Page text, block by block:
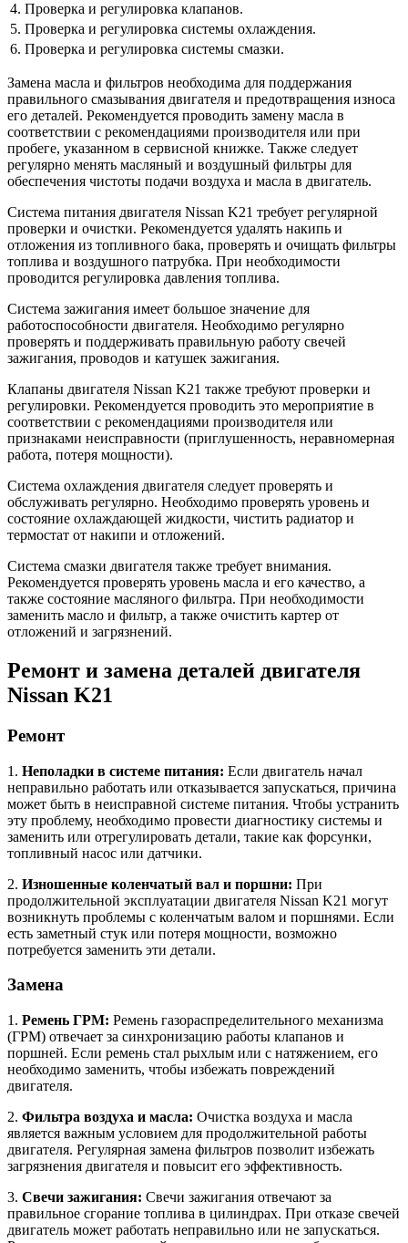
4. Проверка и регулировка клапанов.
5. Проверка и регулировка системы охлаждения.
6. Проверка и регулировка системы смазки.
Замена масла и фильтров необходима для поддержания
правильного смазывания двигателя и предотвращения износа
его деталей. Рекомендуется проводить замену масла в
соответствии с рекомендациями производителя или при
пробеге, указанном в сервисной книжке. Также следует
регулярно менять масляный и воздушный фильтры для
обеспечения чистоты подачи воздуха и масла в двигатель.
Система питания двигателя Nissan K21 требует регулярной
проверки и очистки. Рекомендуется удалять накипь и
отложения из топливного бака, проверять и очищать фильтры
топлива и воздушного патрубка. При необходимости
проводится регулировка давления топлива.
Система зажигания имеет большое значение для
работоспособности двигателя. Необходимо регулярно
проверять и поддерживать правильную работу свечей
зажигания, проводов и катушек зажигания.
Клапаны двигателя Nissan K21 также требуют проверки и
регулировки. Рекомендуется проводить это мероприятие в
соответствии с рекомендациями производителя или
признаками неисправности (приглушенность, неравномерная
работа, потеря мощности).
Система охлаждения двигателя следует проверять и
обслуживать регулярно. Необходимо проверять уровень и
состояние охлаждающей жидкости, чистить радиатор и
термостат от накипи и отложений.
Система смазки двигателя также требует внимания.
Рекомендуется проверять уровень масла и его качество, а
также состояние масляного фильтра. При необходимости
заменить масло и фильтр, а также очистить картер от
отложений и загрязнений.
Ремонт и замена деталей двигателя
Nissan K21
Ремонт
1. Неполадки в системе питания: Если двигатель начал
неправильно работать или отказывается запускаться, причина
может быть в неисправной системе питания. Чтобы устранить
эту проблему, необходимо провести диагностику системы и
заменить или отрегулировать детали, такие как форсунки,
топливный насос или датчики.
2. Изношенные коленчатый вал и поршни: При
продолжительной эксплуатации двигателя Nissan K21 могут
возникнуть проблемы с коленчатым валом и поршнями. Если
есть заметный стук или потеря мощности, возможно
потребуется заменить эти детали.
Замена
1. Ремень ГРМ: Ремень газораспределительного механизма
(ГРМ) отвечает за синхронизацию работы клапанов и
поршней. Если ремень стал рыхлым или с натяжением, его
необходимо заменить, чтобы избежать повреждений
двигателя.
2. Фильтра воздуха и масла: Очистка воздуха и масла
является важным условием для продолжительной работы
двигателя. Регулярная замена фильтров позволит избежать
загрязнения двигателя и повысит его эффективность.
3. Свечи зажигания: Свечи зажигания отвечают за
правильное сгорание топлива в цилиндрах. При отказе свечей
двигатель может работать неправильно или не запускаться.